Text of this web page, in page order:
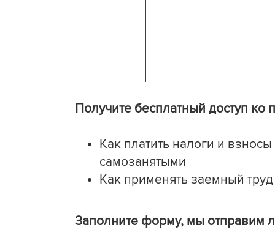
Получите бесплатный доступ ко
Как платить налоги и
самозанятыми
Как применять заемный труд
Заполните форму, мы отправим